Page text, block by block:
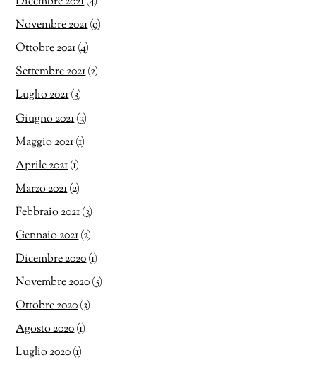
Novembre 2021(9)
Ottobre 2021(4)
Settembre 2021(2)
Luglio 2021(3)
Giugno 2021(3)
Maggio 2021(1)
Aprile 2021(1)
Marzo 2021(2)
Febbraio 2021(3)
Gennaio 2021(2)
Dicembre 2020(1)
Novembre 2020(5)
Ottobre 2020(3)
Agosto 2020(1)
Luglio 2020(1)